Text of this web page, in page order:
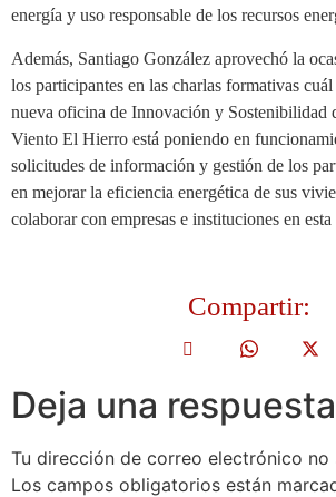
energía y uso responsable de los recursos
Además, Santiago González aprovechó la
los participantes en las charlas formativas
nueva oficina de Innovación y Sostenibilidad
Viento El Hierro está poniendo en
solicitudes de información y gestión de los
en mejorar la eficiencia energética de sus
colaborar con empresas e instituciones en esta
Compartir:
Deja una respuesta
Tu dirección de correo electrónico no
Los campos obligatorios están